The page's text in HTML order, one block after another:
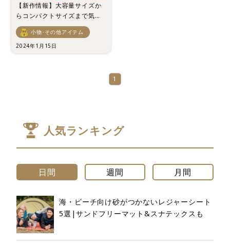
【新作情報】大容量サイズか
らコンパクトサイズまで気に
なる新作のアウトドアワゴン
（キャリーカート）を一挙紹
介！
小物･その他アイテム
2024年1月15日
1
人気ランキング
日間 週間 月間
海・ビーチ向け砂がつかないレジャーシート
5選|サンドフリーマット&スナテックスも